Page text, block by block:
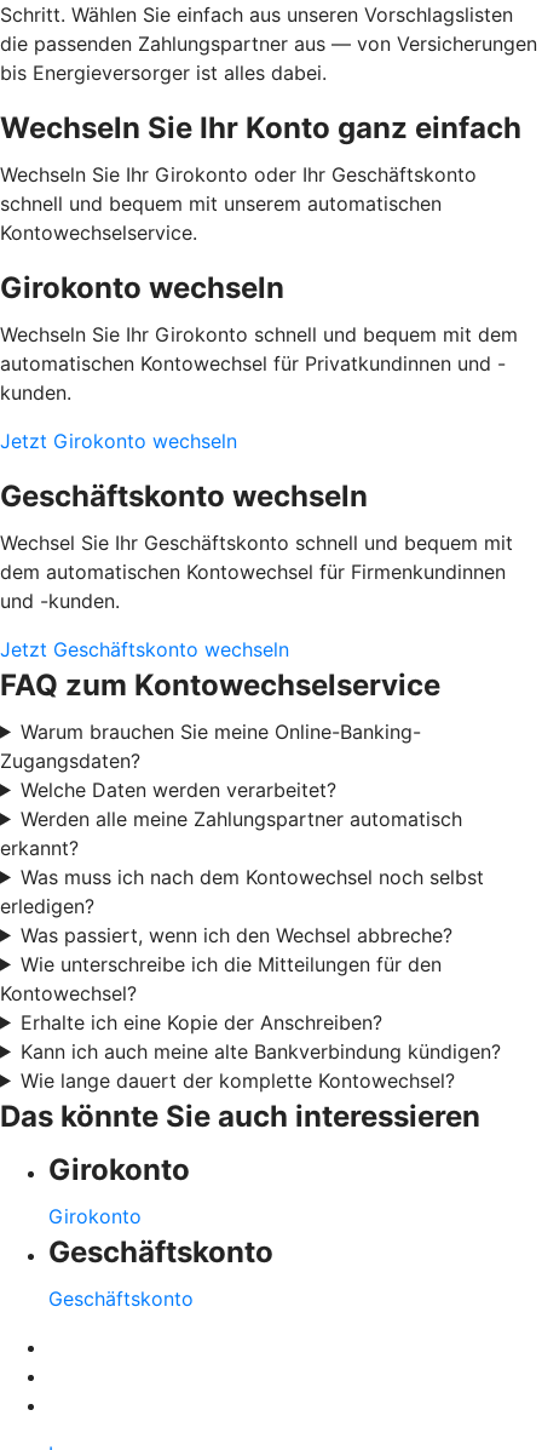
Schritt. Wählen Sie einfach aus unseren Vorschlagslisten
die passenden Zahlungspartner aus — von Versicherungen
bis Energieversorger ist alles dabei.
Wechseln Sie Ihr Konto ganz einfach
Wechseln Sie Ihr Girokonto oder Ihr Geschäftskonto
schnell und bequem mit unserem automatischen
Kontowechselservice.
Girokonto wechseln
Wechseln Sie Ihr Girokonto schnell und bequem mit dem
automatischen Kontowechsel für Privatkundinnen und -
kunden.
Jetzt Girokonto wechseln
Geschäftskonto wechseln
Wechsel Sie Ihr Geschäftskonto schnell und bequem mit
dem automatischen Kontowechsel für Firmenkundinnen
und -kunden.
Jetzt Geschäftskonto wechseln
FAQ zum Kontowechselservice
Warum brauchen Sie meine Online-Banking-
Zugangsdaten?
Welche Daten werden verarbeitet?
Werden alle meine Zahlungspartner automatisch
erkannt?
Was muss ich nach dem Kontowechsel noch selbst
erledigen?
Was passiert, wenn ich den Wechsel abbreche?
Wie unterschreibe ich die Mitteilungen für den
Kontowechsel?
Erhalte ich eine Kopie der Anschreiben?
Kann ich auch meine alte Bankverbindung kündigen?
Wie lange dauert der komplette Kontowechsel?
Das könnte Sie auch interessieren
Girokonto
Girokonto
Geschäftskonto
Geschäftskonto